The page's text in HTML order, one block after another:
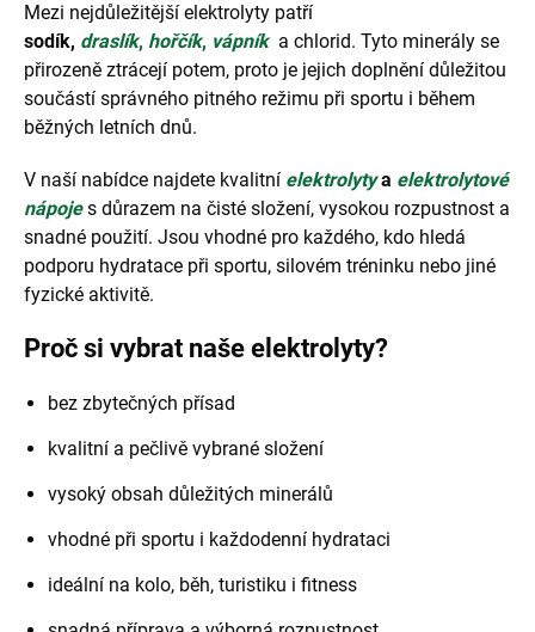
Mezi nejdůležitější elektrolyty patří
sodík, draslík, hořčík, vápník a chlorid. Tyto minerály se
přirozeně ztrácejí potem, proto je jejich doplnění důležitou
součástí správného pitného režimu při sportu i během
běžných letních dnů.
V naší nabídce najdete kvalitní elektrolytya elektrolytové
nápojes důrazem na čisté složení, vysokou rozpustnost a
snadné použití. Jsou vhodné pro každého, kdo hledá
podporu hydratace při sportu, silovém tréninku nebo jiné
fyzické aktivitě.
Proč si vybrat naše elektrolyty?
bez zbytečných přísad
kvalitní a pečlivě vybrané složení
vysoký obsah důležitých minerálů
vhodné při sportu i každodenní hydrataci
ideální na kolo, běh, turistiku i fitness